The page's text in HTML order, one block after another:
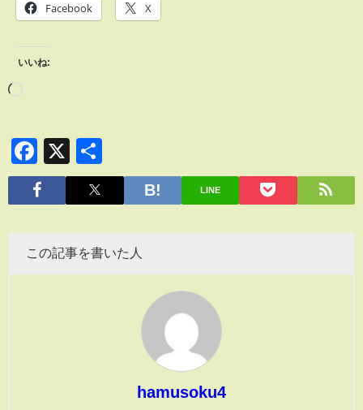
Facebook X
いいね:
Facebook
X
有
LINE
この記事を書いた人
hamusoku4